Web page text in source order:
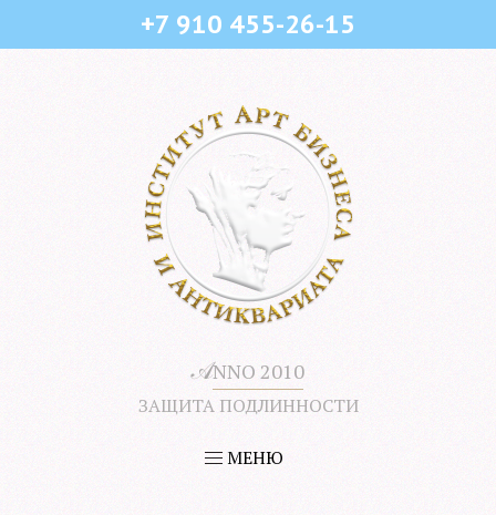
+7 910 455-26-15
𝒜NNO 2010
ЗАЩИТА ПОДЛИННОСТИ
МЕНЮ